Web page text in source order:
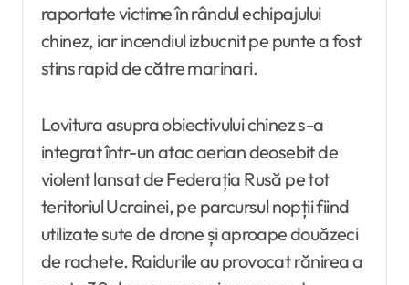
raportate victime în rândul echipajului
chinez, iar incendiul izbucnit pe punte a fost
stins rapid de către marinari.
Lovitura asupra obiectivului chinez s-a
integrat într-un atac aerian deosebit de
violent lansat de Federația Rusă pe tot
teritoriul Ucrainei, pe parcursul nopții fiind
utilizate sute de drone și aproape douăzeci
de rachete. Raidurile au provocat rănirea a